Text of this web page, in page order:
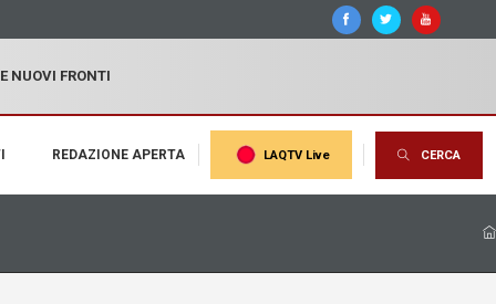
NUOVI FRONTI
REDAZIONE APERTA LAQTV Live CERCA